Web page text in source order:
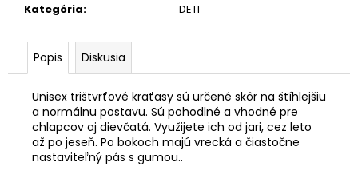
Kategória: DETI
Popis Diskusia
Unisex trištvrťové kraťasy sú určené skôr na štíhlejšiu
a normálnu postavu. Sú pohodlné a vhodné pre
chlapcov aj dievčatá. Využijete ich od jari, cez leto
až po jeseň. Po bokoch majú vrecká a čiastočne
nastaviteľný pás s gumou..